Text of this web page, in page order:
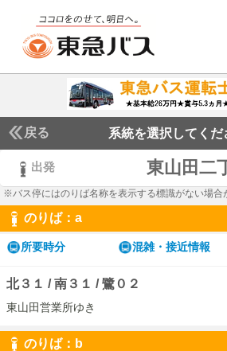
戻る 系統を選択してくだ
出発 東山田二
※バス停にはのりば名称を表示する標識がない場合
のりば： a
a
所要時分 混雑・接近情報
北３１ / 南３１ / 鷺０２
東山田営業所ゆき
のりば： b